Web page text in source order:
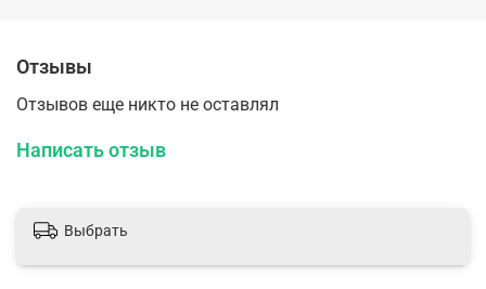
Отзывы
Отзывов еще никто не оставлял
Написать отзыв
Выбрать